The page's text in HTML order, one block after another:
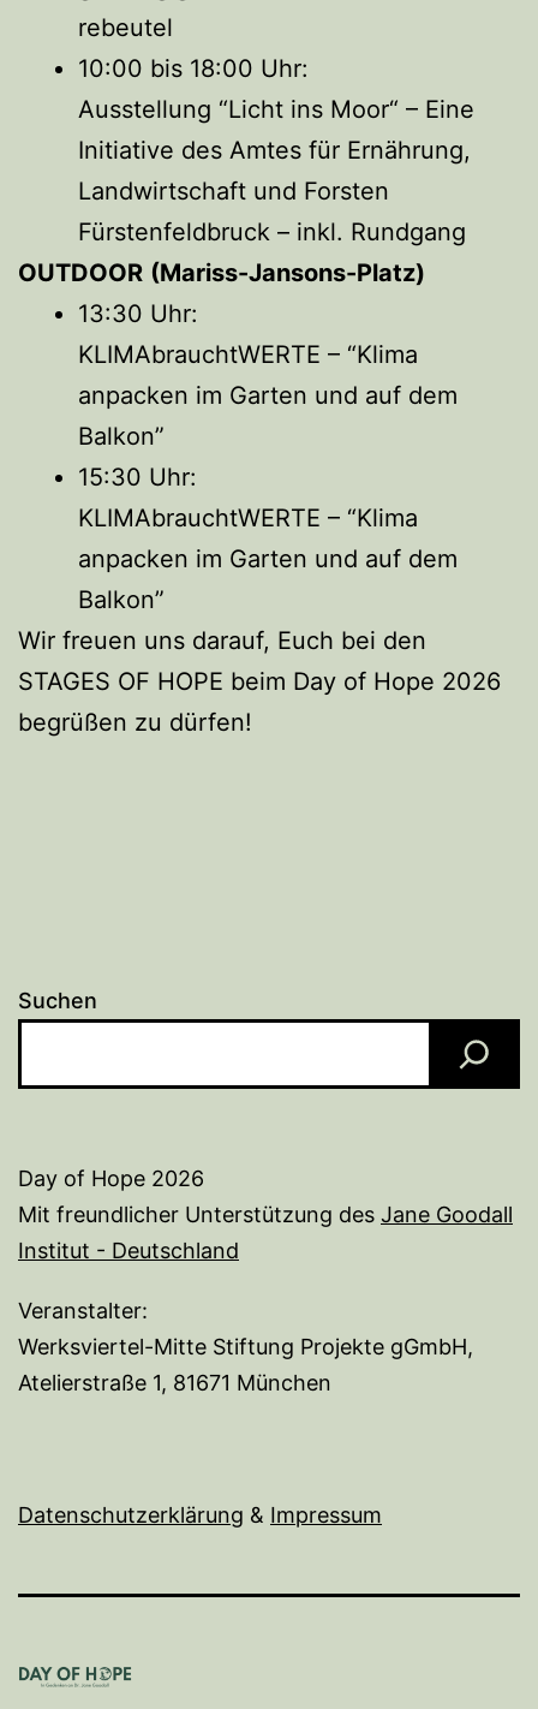
rebeutel
10:00 bis 18:00 Uhr:
Ausstellung “Licht ins Moor“ – Eine
Initiative des Amtes für Ernährung,
Landwirtschaft und Forsten
Fürstenfeldbruck – inkl. Rundgang
OUTDOOR (Mariss-Jansons-Platz)
13:30 Uhr:
KLIMAbrauchtWERTE – “Klima
anpacken im Garten und auf dem
Balkon”
15:30 Uhr:
KLIMAbrauchtWERTE – “Klima
anpacken im Garten und auf dem
Balkon”
Wir freuen uns darauf, Euch bei den
STAGES OF HOPE beim Day of Hope 2026
begrüßen zu dürfen!
Suchen
Day of Hope 2026
Mit freundlicher Unterstützung des Jane Goodall
Institut - Deutschland
Veranstalter:
Werksviertel-Mitte Stiftung Projekte gGmbH,
Atelierstraße 1, 81671 München
Datenschutzerklärung & Impressum